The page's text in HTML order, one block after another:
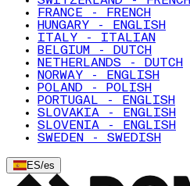
FRANCE - FRENCH
HUNGARY - ENGLISH
ITALY - ITALIAN
BELGIUM - DUTCH
NETHERLANDS - DUTCH
NORWAY - ENGLISH
POLAND - POLISH
PORTUGAL - ENGLISH
SLOVAKIA - ENGLISH
SLOVENIA - ENGLISH
SWEDEN - SWEDISH
ES/es